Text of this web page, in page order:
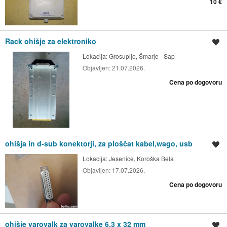
Rack ohišje za elektroniko
Lokacija:Grosuplje, Šmarje - Sap
Objavljen:21.07.2026.
Cena po dogovoru
ohišja in d-sub konektorji, za ploščat kabel,wago, usb
Lokacija:Jesenice, Koroška Bela
Objavljen: 17.07.2026.
Cena po dogovoru
ohišje varovalk za varovalke 6,3 x 32 mm